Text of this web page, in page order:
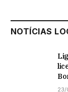
NOTÍCIAS
23/